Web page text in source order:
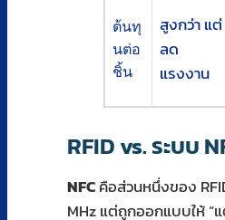
ต้นทุ
นต่อ
ชิ้น
สูงกว่า แต่
ลด
แรงงาน
RFID vs. ระบบ
NFCคือส่วนหนึ่งของ
MHz แต่ถูกออกแบบให้ “แ